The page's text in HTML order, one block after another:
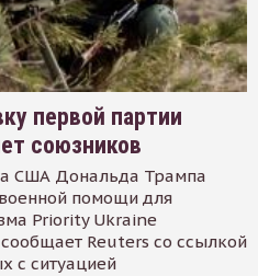
первой партии
союзников
США Дональда Трампа
помощи для
Priority Ukraine
Reuters со ссылкой
с ситуацией